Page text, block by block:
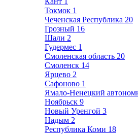
Токмок 1
Чеченская Республика 20
Грозный 16
Шали 2
Гудермес 1
Смоленская область 20
Смоленск 14
Ярцево 2
Сафоново 1
Ямало-Ненецкий
Ноябрьск 9
Новый Уренгой 3
Надым 2
Республика Коми 18